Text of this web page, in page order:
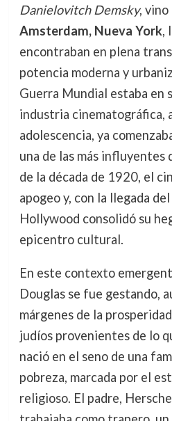
Danielovitch Demsky, vino
Amsterdam, Nueva York,
encontraban en plena
potencia moderna y
Guerra Mundial estaba en
industria cinematográfica,
adolescencia, ya
una de las más influyentes
de la década de 1920, el
apogeo y, con la llegada
Hollywood consolidó su
epicentro cultural.
En este contexto
Douglas se fue gestando,
márgenes de la
judíos provenientes de lo
nació en el seno de una
pobreza, marcada por el
religioso. El padre,